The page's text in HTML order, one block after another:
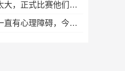
范赫克：赫塔费动作太大，正式比赛他们可能已经吃两三张红牌了
阿隆索：拉维亚此前一直有心理障碍，今天他很累但发自内心地开心